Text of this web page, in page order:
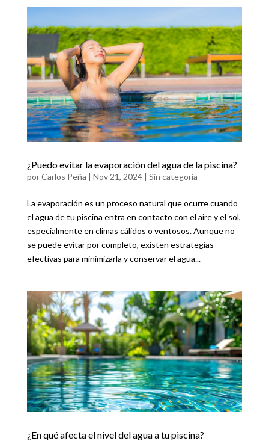
¿Puedo evitar la evaporación del agua de la piscina?
porCarlos Peña | Nov 21, 2024| Sin categoría
La evaporación es un proceso natural que ocurre cuando
el agua de tu piscina entra en contacto con el aire y el sol,
especialmente en climas cálidos o ventosos. Aunque no
se puede evitar por completo, existen estrategias
efectivas para minimizarla y conservar el agua...
¿En qué afecta el nivel del agua a tu piscina?